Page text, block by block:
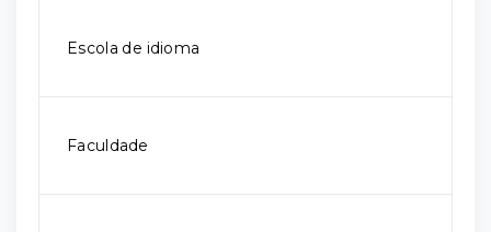
Escola de idioma
Faculdade